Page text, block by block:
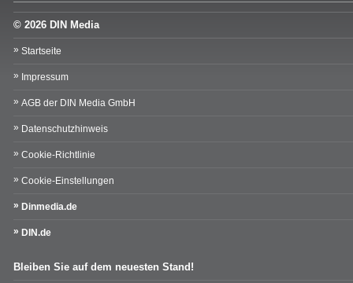
© 2026 DIN Media
Startseite
Impressum
AGB der DIN Media GmbH
Datenschutzhinweis
Cookie-Richtlinie
Cookie-Einstellungen
Dinmedia.de
DIN.de
Bleiben Sie auf dem neuesten Stand!